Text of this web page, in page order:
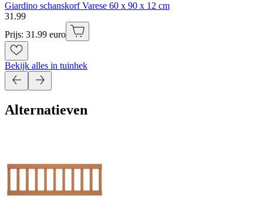
Giardino schanskorf Varese 60 x 90 x 12 cm
31 .99
Prijs: 31.99 euro
Bekijk alles in tuinhek
Alternatieven